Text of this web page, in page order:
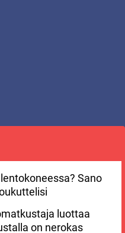
Sano
luottaa
on nerokas